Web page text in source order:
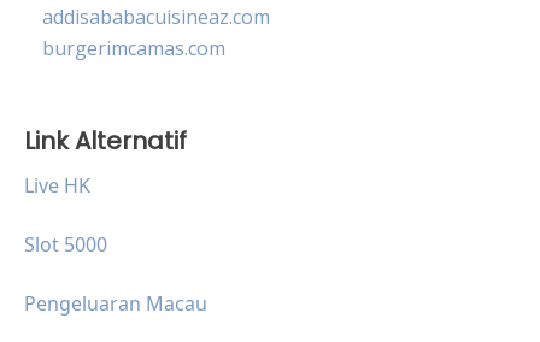
addisababacuisineaz.com
burgerimcamas.com
Link Alternatif
Live HK
Slot 5000
Pengeluaran Macau